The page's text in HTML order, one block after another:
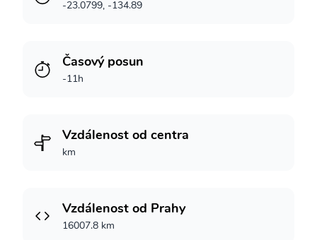
-23.0799, -134.89
Časový posun
-11h
Vzdálenost od centra
km
Vzdálenost od Prahy
16007.8 km